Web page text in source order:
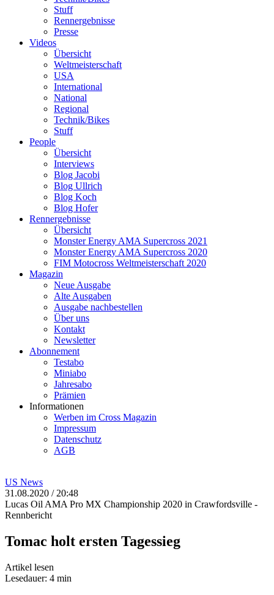
Stuff
Rennergebnisse
Presse
Videos
Übersicht
Weltmeisterschaft
USA
International
National
Regional
Technik/Bikes
Stuff
People
Übersicht
Interviews
Blog Jacobi
Blog Ullrich
Blog Koch
Blog Hofer
Rennergebnisse
Übersicht
Monster Energy AMA Supercross 2021
Monster Energy AMA Supercross 2020
FIM Motocross Weltmeisterschaft 2020
Magazin
Neue Ausgabe
Alte Ausgaben
Ausgabe nachbestellen
Über uns
Kontakt
Newsletter
Abonnement
Testabo
Miniabo
Jahresabo
Prämien
Informationen
Werben im Cross Magazin
Impressum
Datenschutz
AGB
US News
31.08.2020 / 20:48
Lucas Oil AMA Pro MX Championship 2020 in Crawfordsville -
Rennbericht
Tomac holt ersten Tagessieg
Artikel lesen
Lesedauer: 4 min